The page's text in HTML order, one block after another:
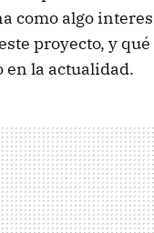
como algo
proyecto, y
en la actualidad.